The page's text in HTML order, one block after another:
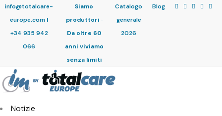
info@totalcare-
europe.com|
+34 935 942
066
Siamo
produttori ·
Da oltre 60
anni viviamo
senza limiti
Catalogo
generale
2026
Blog
Notizie